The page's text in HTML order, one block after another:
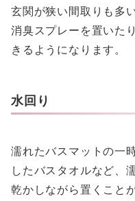
玄関が狭い間取りも多
消臭スプレーを置いた
きるようになります。
水回り
濡れたバスマットの一
したバスタオルなど、
乾かしながら置くこと